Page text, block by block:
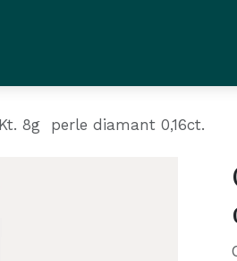
8g perle diamant 0,16ct.